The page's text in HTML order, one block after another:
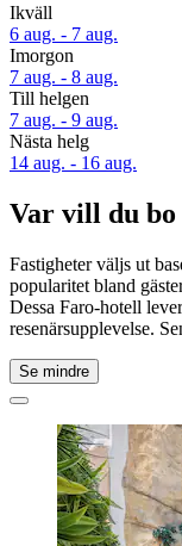
Ikväll
6 aug. - 7 aug.
Imorgon
7 aug. - 8 aug.
Till helgen
7 aug. - 9 aug.
Nästa helg
14 aug. - 16 aug.
Var vill du bo
Fastigheter väljs ut
popularitet bland
Dessa Faro-hotell
resenärsupplevelse.
Se mindre